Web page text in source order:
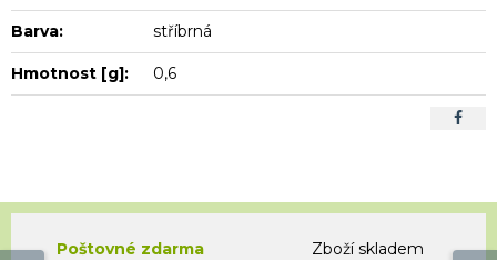
Barva: stříbrná
Hmotnost [g]: 0,6
Poštovné zdarma
Zboží skladem